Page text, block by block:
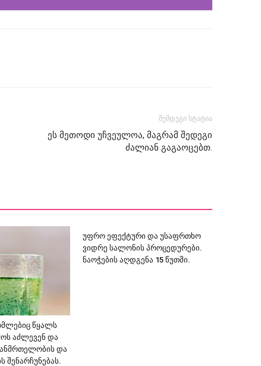
შემდეგი სტატია
ეს მეთოდი უჩვეულოა, მაგრამ შედეგი
ძალიან გაგაოცებთ.
წყალს
აძლევენ და
და
შენარჩუნებას.
უფრო ეფექტური და უსაფრთხო
ვიდრე სალონის პროცედურები.
ნაოჭების აღდგენა 15 წუთში.